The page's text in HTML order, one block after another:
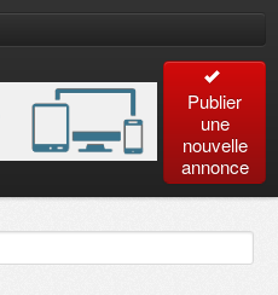
Publier
une
nouvelle
annonce